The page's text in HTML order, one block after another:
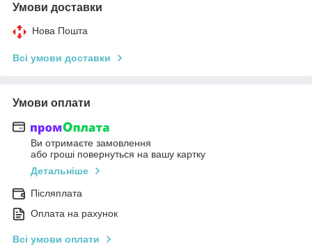
Умови доставки
Нова Пошта
Всі умови доставки
Умови оплати
Ви отримаєте замовлення
або гроші повернуться на вашу картку
Детальніше
Післяплата
Оплата на рахунок
Всі умови оплати